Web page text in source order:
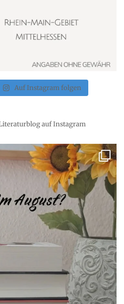
Auf Instagram folgen
auf Instagram